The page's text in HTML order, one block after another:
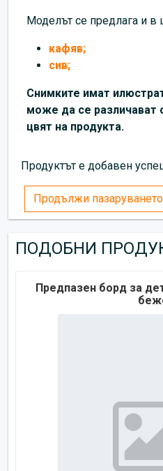
Моделът се предлага и в
кафяв;
сив;
Снимките имат
може да се различават
цвят на продукта.
Продуктът е добавен
Продължи пазаруването
ПОДОБНИ
Предпазен борд за